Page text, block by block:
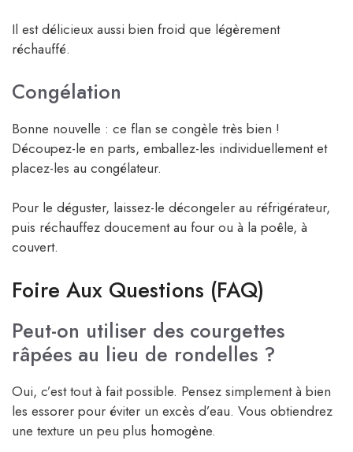
Il est délicieux aussi bien froid que légèrement
réchauffé.
Congélation
Bonne nouvelle : ce flan se congèle très bien !
Découpez-le en parts, emballez-les individuellement et
placez-les au congélateur.
Pour le déguster, laissez-le décongeler au réfrigérateur,
puis réchauffez doucement au four ou à la poêle, à
couvert.
Foire Aux Questions (FAQ)
Peut-on utiliser des courgettes
râpées au lieu de rondelles ?
Oui, c’est tout à fait possible. Pensez simplement à bien
les essorer pour éviter un excès d’eau. Vous obtiendrez
une texture un peu plus homogène.